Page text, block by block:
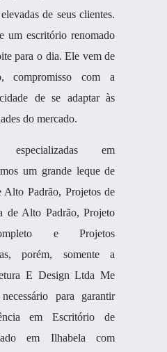
de seus clientes.
um escritório renomado
para o dia. Ele vem de
compromisso com a
de se adaptar às
do mercado.
em
um grande leque de
Alto Padrão, Projetos de
de Alto Padrão, Projeto
e Projetos
porém, somente a
E Design Ltda Me
para garantir
em Escritório de
em Ilhabela com